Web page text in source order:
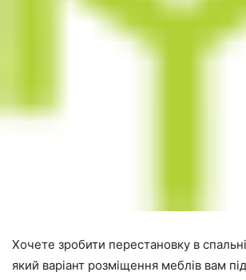
Хочете зробити перестановку в
який варіант розміщення меблів вам